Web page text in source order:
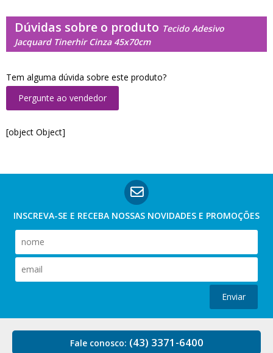
Dúvidas sobre o produto Tecido Adesivo
Jacquard Tinerhir Cinza 45x70cm
Tem alguma dúvida sobre este produto?
Pergunte ao vendedor
[object Object]
INSCREVA-SE E RECEBA NOSSAS NOVIDADES E PROMOÇÕES
Enviar
Fale conosco: (43) 3371-6400